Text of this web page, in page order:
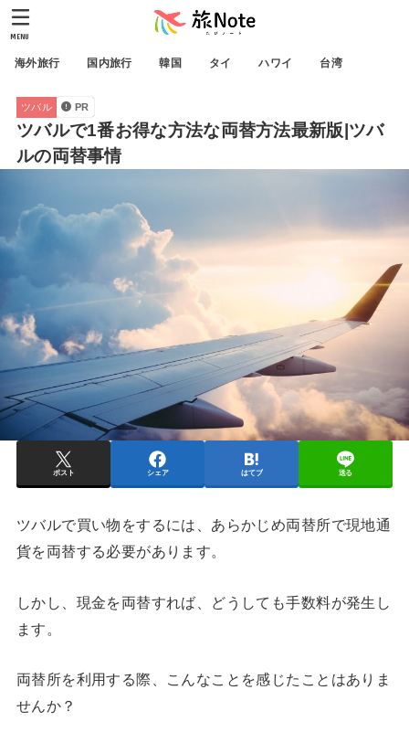
海外旅行 国内旅行 韓国 タイ ハワイ 台湾
MENU
ツバル PR
ツバルで1番お得な方法な両替方法最新版|ツバ
ルの両替事情
ポスト シェア はてブ 送る
ツバルで買い物をするには、あらかじめ両替所で現地通
貨を両替する必要があります。
しかし、現金を両替すれば、どうしても手数料が発生し
ます。
両替所を利用する際、こんなことを感じたことはありま
せんか？